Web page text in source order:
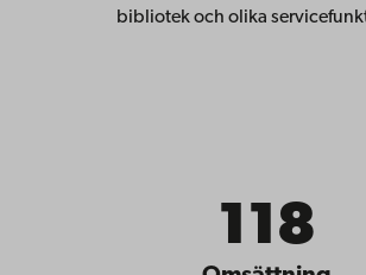
bibliotek och olika
118